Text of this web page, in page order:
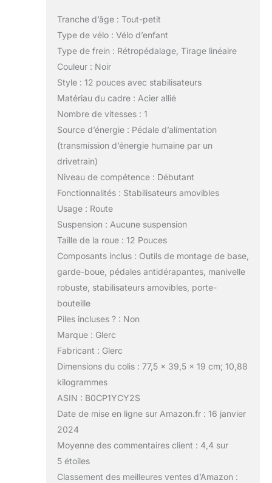
Tranche d’âge : Tout-petit
Type de vélo : Vélo d’enfant
Type de frein : Rétropédalage, Tirage linéaire
Couleur : Noir
Style : 12 pouces avec stabilisateurs
Matériau du cadre : Acier allié
Nombre de vitesses : 1
Source d’énergie : Pédale d’alimentation
(transmission d’énergie humaine par un
drivetrain)
Niveau de compétence : Débutant
Fonctionnalités : Stabilisateurs amovibles
Usage : Route
Suspension : Aucune suspension
Taille de la roue : 12 Pouces
Composants inclus : Outils de montage de base,
garde-boue, pédales antidérapantes, manivelle
robuste, stabilisateurs amovibles, porte-
bouteille
Piles incluses ? : Non
Marque : Glerc
Fabricant : Glerc
Dimensions du colis : 77,5 x 39,5 x 19 cm; 10,88
kilogrammes
ASIN : B0CP1YCY2S
Date de mise en ligne sur Amazon.fr : 16 janvier
2024
Moyenne des commentaires client : 4,4 sur
5 étoiles
Classement des meilleures ventes d’Amazon :